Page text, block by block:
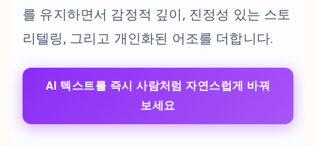
를 유지하면서 감정적 깊이, 진정성 있는 스토
리텔링, 그리고 개인화된 어조를 더합니다.
AI 텍스트를 즉시 사람처럼 자연스럽게 바꿔
보세요